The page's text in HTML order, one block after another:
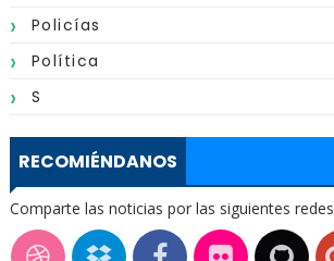
Policías
Política
S
RECOMIÉNDANOS
Comparte las noticias por las siguientes redes